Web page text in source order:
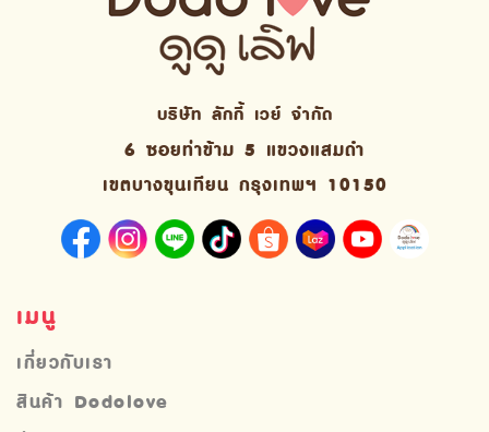
บริษัท ลักกี้ เวย์ จํากัด
6 ซอยท่าข้าม 5 แขวงแสมดำ
เขตบางขุนเทียน กรุงเทพฯ 10150
เมนู
เกี่ยวกับเรา
สินค้า Dodolove